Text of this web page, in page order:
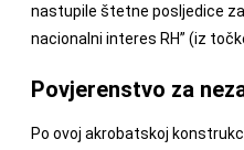
nastupile štetne posljedice
nacionalni interes RH” (iz
Povjerenstvo za
Po ovoj akrobatskoj